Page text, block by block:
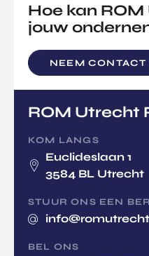
Hoe kan
jouw
NEEM CONTACT
ROM Utrecht
KOM LANGS
Euclideslaan 1
3584 BL Utrecht
STUUR ONS EEN
BEL ONS